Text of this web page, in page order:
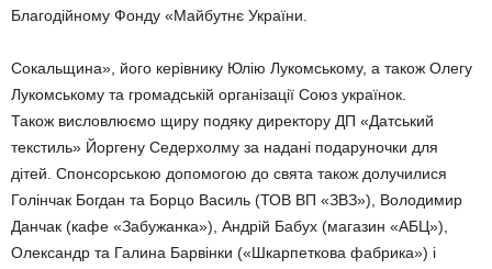
Благодійному Фонду «Майбутнє України.
Сокальщина», його керівнику Юлію Лукомському, а також Олегу
Лукомському та громадській організації Союз українок.
Також висловлюємо щиру подяку директору ДП «Датський
текстиль» Йоргену Седерхолму за надані подаруночки для
дітей. Спонсорською допомогою до свята також долучилися
Голінчак Богдан та Борцо Василь (ТОВ ВП «ЗВЗ»), Володимир
Данчак (кафе «Забужанка»), Андрій Бабух (магазин «АБЦ»),
Олександр та Галина Барвінки («Шкарпеткова фабрика») і